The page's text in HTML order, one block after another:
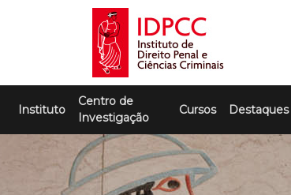
IDPCC
Instituto de Direito Penal e Ciências
Criminais
Instituto
Centro de
Investigação
Cursos Destaques